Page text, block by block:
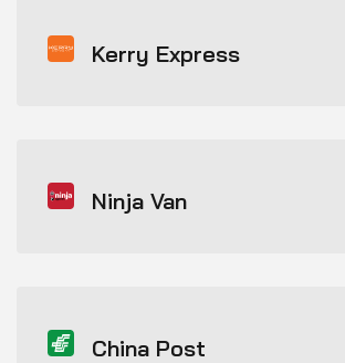
Kerry Express
Ninja Van
China Post